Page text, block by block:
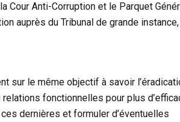
Anti-Corruption et le Parquet
auprès du Tribunal de grande
sur le même objectif à savoir
fonctionnelles pour plus
dernières et formuler d’éventuelles